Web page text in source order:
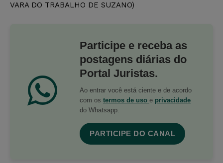
VARA DO TRABALHO DE SUZANO)
Participe e receba as
postagens diárias do
Portal Juristas.
Ao entrar você está ciente e de acordo
com os termos de uso e privacidade
do Whatsapp.
PARTICIPE DO CANAL